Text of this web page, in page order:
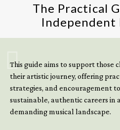
The Practical
Independent
This guide aims to support those
their artistic journey, offering
strategies, and encouragement
sustainable, authentic careers in
demanding musical landscape.